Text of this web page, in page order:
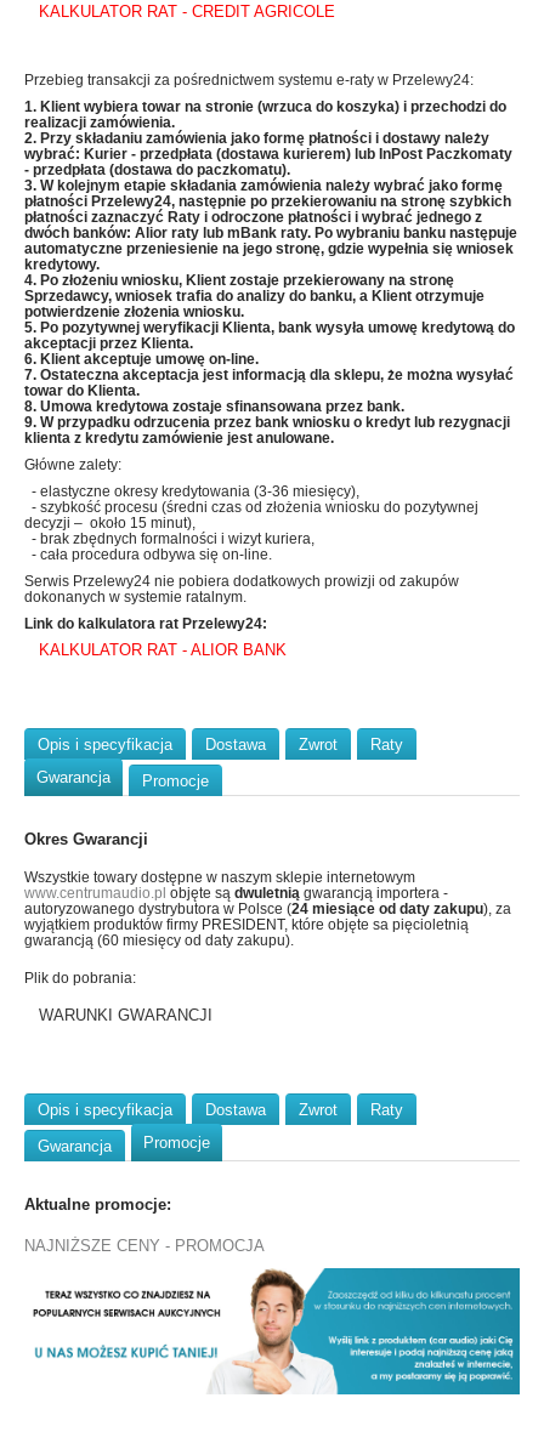
KALKULATOR RAT - CREDIT AGRICOLE
Przebieg transakcji za pośrednictwem systemu e-raty w Przelewy24:
1. Klient wybiera towar na stronie (wrzuca do koszyka) i przechodzi do
realizacji zamówienia.
2. Przy składaniu zamówienia jako formę płatności i dostawy należy
wybrać: Kurier - przedpłata (dostawa kurierem) lub InPost Paczkomaty
- przedpłata (dostawa do paczkomatu).
3. W kolejnym etapie składania zamówienia należy wybrać jako formę
płatności Przelewy24, następnie po przekierowaniu na stronę szybkich
płatności zaznaczyć Raty i odroczone płatności i wybrać jednego z
dwóch banków: Alior raty lub mBank raty. Po wybraniu banku następuje
automatyczne przeniesienie na jego stronę, gdzie wypełnia się wniosek
kredytowy.
4. Po złożeniu wniosku, Klient zostaje przekierowany na stronę
Sprzedawcy, wniosek trafia do analizy do banku, a Klient otrzymuje
potwierdzenie złożenia wniosku.
5. Po pozytywnej weryfikacji Klienta, bank wysyła umowę kredytową do
akceptacji przez Klienta.
6. Klient akceptuje umowę on-line.
7. Ostateczna akceptacja jest informacją dla sklepu, że można wysyłać
towar do Klienta.
8. Umowa kredytowa zostaje sfinansowana przez bank.
9. W przypadku odrzucenia przez bank wniosku o kredyt lub rezygnacji
klienta z kredytu zamówienie jest anulowane.
Główne zalety:
- elastyczne okresy kredytowania (3-36 miesięcy),
- szybkość procesu (średni czas od złożenia wniosku do pozytywnej
decyzji – około 15 minut),
- brak zbędnych formalności i wizyt kuriera,
- cała procedura odbywa się on-line.
Serwis Przelewy24 nie pobiera dodatkowych prowizji od zakupów
dokonanych w systemie ratalnym.
Link do kalkulatora rat Przelewy24:
KALKULATOR RAT - ALIOR BANK
Opis i specyfikacja Dostawa Zwrot
Raty
Gwarancja
Promocje
Okres Gwarancji
Wszystkie towary dostępne w naszym sklepie internetowym
www.centrumaudio.pl objęte są dwuletnią gwarancją importera -
autoryzowanego dystrybutora w Polsce (24 miesiące od daty zakupu), za
wyjątkiem produktów firmy PRESIDENT, które objęte sa pięcioletnią
gwarancją (60 miesięcy od daty zakupu).
Plik do pobrania:
WARUNKI GWARANCJI
Opis i specyfikacja Dostawa Zwrot
Raty
Gwarancja
Promocje
Aktualne promocje:
NAJNIŻSZE CENY - PROMOCJA